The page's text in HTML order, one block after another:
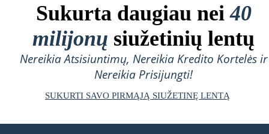
Sukurta daugiau nei40
milijonų siužetinių lentų
Nereikia Atsisiuntimų, Nereikia Kredito Kortelės ir
Nereikia Prisijungti!
SUKURTI SAVO PIRMĄJĄ SIUŽETINĘ LENTĄ